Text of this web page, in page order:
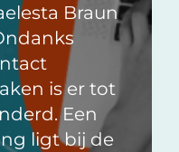
Braun
is er tot
Een
ligt bij de